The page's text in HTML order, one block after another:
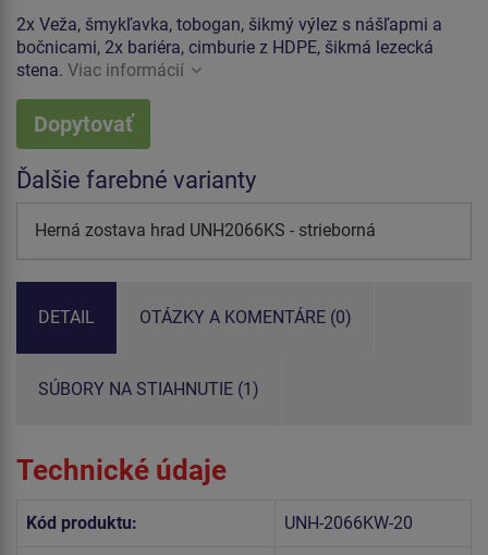
2x Veža, šmykľavka, tobogan, šikmý výlez s nášľapmi a
bočnicami, 2x bariéra, cimburie z HDPE, šikmá lezecká
stena. Viac informácií
Dopytovať
Ďalšie farebné varianty
Herná zostava hrad UNH2066KS - strieborná
DETAIL OTÁZKY A KOMENTÁRE (0)
SÚBORY NA STIAHNUTIE (1)
Technické údaje
Kód produktu: UNH-2066KW-20